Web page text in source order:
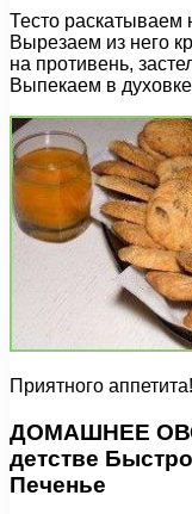
Тесто раскатываем
Вырезаем из него
на противень,
Выпекаем в
Приятного аппетита!
ДОМАШНЕЕ
детстве
Печенье